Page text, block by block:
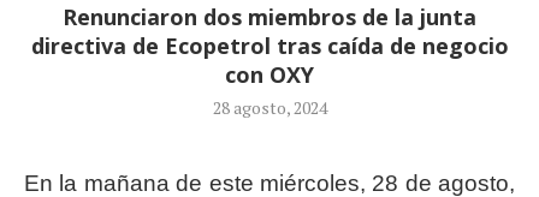
Renunciaron dos miembros de la junta
directiva de Ecopetrol tras caída de negocio
con OXY
28 agosto, 2024
En la mañana de este miércoles, 28 de agosto,